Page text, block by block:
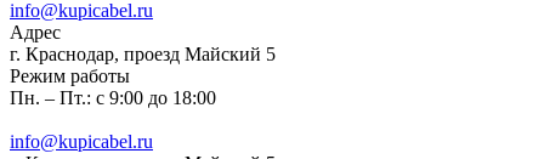
info@kupicabel.ru
Адрес
г. Краснодар, проезд Майский 5
Режим работы
Пн. – Пт.: с 9:00 до 18:00
info@kupicabel.ru